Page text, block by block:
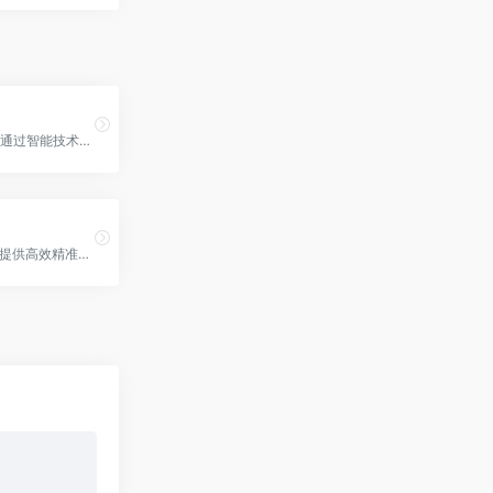
奇点通是一款通过智能技术提升商家店铺运营效率的AI工具。
笔尖AI为学生提供高效精准的论文写作、降重和查重服务。